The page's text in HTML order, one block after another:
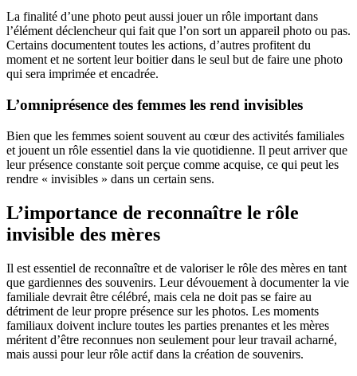
La finalité d’une photo peut aussi jouer un rôle important dans
l’élément déclencheur qui fait que l’on sort un appareil photo ou pas.
Certains documentent toutes les actions, d’autres profitent du
moment et ne sortent leur boitier dans le seul but de faire une photo
qui sera imprimée et encadrée.
L’omniprésence des femmes les rend invisibles
Bien que les femmes soient souvent au cœur des activités familiales
et jouent un rôle essentiel dans la vie quotidienne. Il peut arriver que
leur présence constante soit perçue comme acquise, ce qui peut les
rendre « invisibles » dans un certain sens.
L’importance de reconnaître le rôle
invisible des mères
Il est essentiel de reconnaître et de valoriser le rôle des mères en tant
que gardiennes des souvenirs. Leur dévouement à documenter la vie
familiale devrait être célébré, mais cela ne doit pas se faire au
détriment de leur propre présence sur les photos. Les moments
familiaux doivent inclure toutes les parties prenantes et les mères
méritent d’être reconnues non seulement pour leur travail acharné,
mais aussi pour leur rôle actif dans la création de souvenirs.